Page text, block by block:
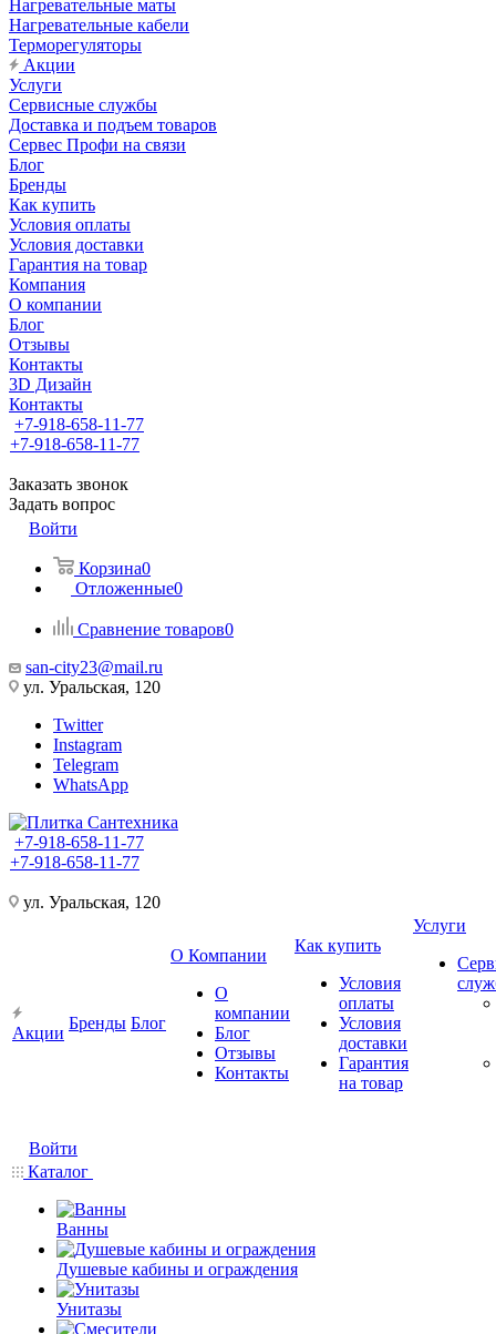
Нагревательные маты
Нагревательные кабели
Терморегуляторы
Акции
Услуги
Сервисные службы
Доставка и подъем товаров
Сервес Профи на связи
Блог
Бренды
Как купить
Условия оплаты
Условия доставки
Гарантия на товар
Компания
О компании
Блог
Отзывы
Контакты
3D Дизайн
Контакты
+7-918-658-11-77
+7-918-658-11-77
Заказать звонок
Задать вопрос
Войти
Корзина0
Отложенные0
Сравнение товаров0
san-city23@mail.ru
ул. Уральская, 120
Twitter
Instagram
Telegram
WhatsApp
+7-918-658-11-77
+7-918-658-11-77
ул. Уральская, 120
Акции
Бренды Блог
О Компании
О
компании
Блог
Отзывы
Контакты
Как купить
Условия
оплаты
Условия
доставки
Гарантия
на товар
Услуги
Войти
Каталог
Ванны
Душевые кабины и ограждения
Унитазы